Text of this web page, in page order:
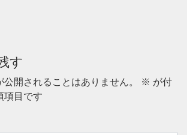
す
公開されることはありません。 ※ が付
項目です